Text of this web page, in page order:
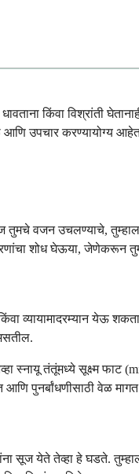
किंवा विश्रांती
आणि उपचार करण्यायोग्य
तुमचे वजन उचलण्याचे,
शोध घेऊया,
येऊ
स्नायू तंतूंमध्ये सूक्ष्म फाट
आणि पुनर्बांधणीसाठी वेळ
येते तेव्हा हे घडते.